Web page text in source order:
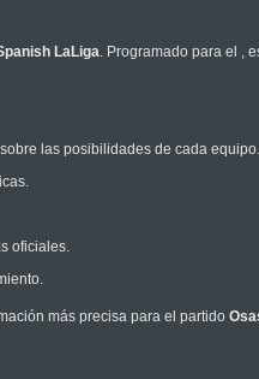
LaLiga. Programado para el ,
las posibilidades de cada equipo.
oficiales.
más precisa para el partido